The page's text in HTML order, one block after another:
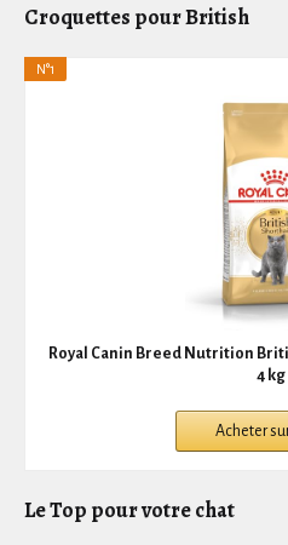
Croquettes pour British
N°1
Royal Canin Breed Nutrition
4 kg
Acheter
Le Top pour votre chat